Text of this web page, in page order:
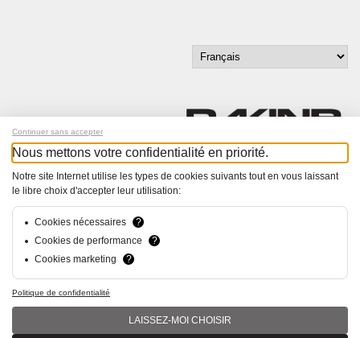
© Bucher+Walt 2011-2026
Tous droits réservés - Informations non contractuelles
hsolutions.ch
Continuer sans accepter
Nous mettons votre confidentialité en priorité.
Notre site Internet utilise les types de cookies suivants tout en vous laissant
le libre choix d'accepter leur utilisation:
Cookies nécessaires
?
Cookies de performance
?
Cookies marketing
?
Politique de confidentialité
LAISSEZ-MOI CHOISIR